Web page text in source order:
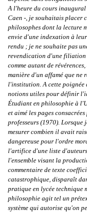
A l'heure du cours inaugural
Caen -, je souhaitais placer
philosophes dont la lecture
envie d'une indexation à
rendu ; je ne souhaite pas
revendication d'une filiation
comme autant de
manière d'un affamé que ne
l'institution. A cette poignée
notions utiles pour définir
Étudiant en philosophie à
et aimé les pages
professeurs (1970). Lorsque
mesurer combien il avait
dangereuse pour l'ordre
l'artifice d'une liste
l'ensemble visant la
commentaire de texte
catastrophique, disparaît
pratique en lycée technique
philosophie agit tel un
système qui autorise qu'on